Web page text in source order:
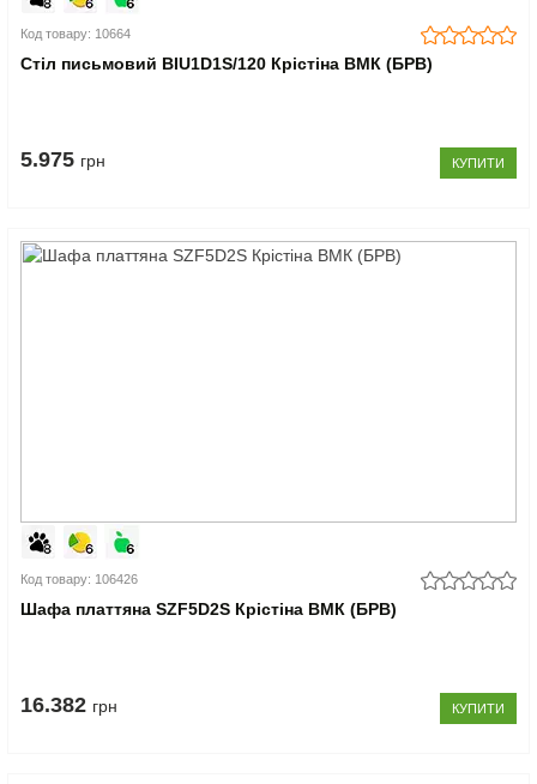
Код товару: 10664
Стіл письмовий BIU1D1S/120 Крістіна ВМК (БРВ)
5.975 грн КУПИТИ
Код товару: 106426
Шафа платтяна SZF5D2S Крістіна ВМК (БРВ)
16.382 грн КУПИТИ